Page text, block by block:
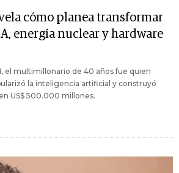
cómo planea transformar
energía nuclear y hardware
el multimillonario de 40 años fue quien
la inteligencia artificial y construyó
US$ 500.000 millones.